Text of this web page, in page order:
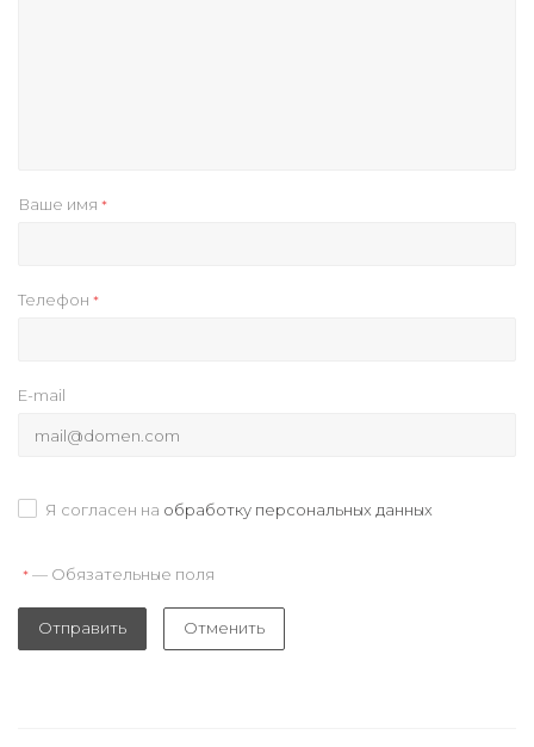
Ваше имя *
Телефон *
E-mail
Я согласен на обработку персональных данных
* — Обязательные поля
Отправить Отменить